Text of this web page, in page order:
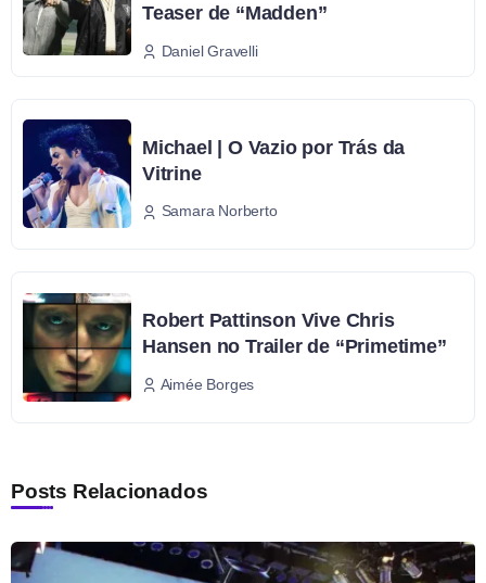
Teaser de “Madden”
Daniel Gravelli
Michael | O Vazio por Trás da
Vitrine
Samara Norberto
Robert Pattinson Vive Chris
Hansen no Trailer de “Primetime”
Aimée Borges
Posts Relacionados